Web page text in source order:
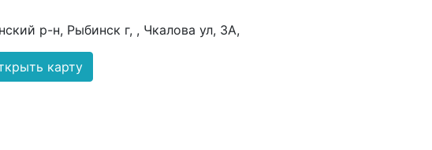
р-н, Рыбинск г, , Чкалова ул, 3А,
карту